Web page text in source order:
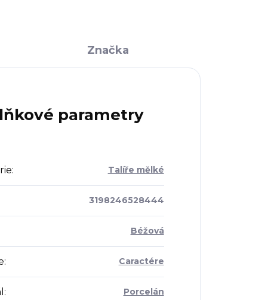
Značka
parametry
: Talíře mělké
3198246528444
Béžová
: Caractére
: Porcelán